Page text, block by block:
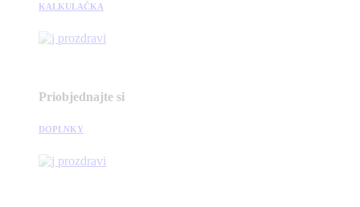
KALKULAČKA
Priobjednajte si
DOPLNKY